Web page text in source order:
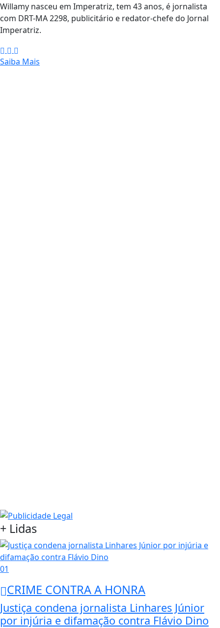
Willamy nasceu em Imperatriz, tem 43 anos, é jornalista
com DRT-MA 2298, publicitário e redator-chefe do Jornal
Imperatriz.
Saiba Mais
+ Lidas
01
CRIME CONTRA A HONRA
Justiça condena jornalista Linhares Júnior
por injúria e difamação contra Flávio Dino